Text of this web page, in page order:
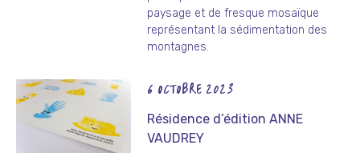
paysage et de fresque mosaïque
représentant la sédimentation des
montagnes.
6 OCTOBRE 2023
Résidence d’édition ANNE
VAUDREY